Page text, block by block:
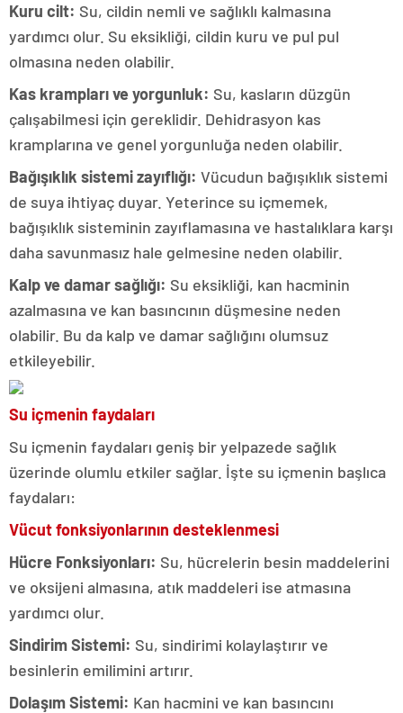
Kuru cilt: Su, cildin nemli ve sağlıklı kalmasına
yardımcı olur. Su eksikliği, cildin kuru ve pul pul
olmasına neden olabilir.
Kas krampları ve yorgunluk: Su, kasların düzgün
çalışabilmesi için gereklidir. Dehidrasyon kas
kramplarına ve genel yorgunluğa neden olabilir.
Bağışıklık sistemi zayıflığı: Vücudun bağışıklık sistemi
de suya ihtiyaç duyar. Yeterince su içmemek,
bağışıklık sisteminin zayıflamasına ve hastalıklara karşı
daha savunmasız hale gelmesine neden olabilir.
Kalp ve damar sağlığı: Su eksikliği, kan hacminin
azalmasına ve kan basıncının düşmesine neden
olabilir. Bu da kalp ve damar sağlığını olumsuz
etkileyebilir.
Su içmenin faydaları
Su içmenin faydaları geniş bir yelpazede sağlık
üzerinde olumlu etkiler sağlar. İşte su içmenin başlıca
faydaları:
Vücut fonksiyonlarının desteklenmesi
Hücre Fonksiyonları: Su, hücrelerin besin maddelerini
ve oksijeni almasına, atık maddeleri ise atmasına
yardımcı olur.
Sindirim Sistemi: Su, sindirimi kolaylaştırır ve
besinlerin emilimini artırır.
Dolaşım Sistemi: Kan hacmini ve kan basıncını